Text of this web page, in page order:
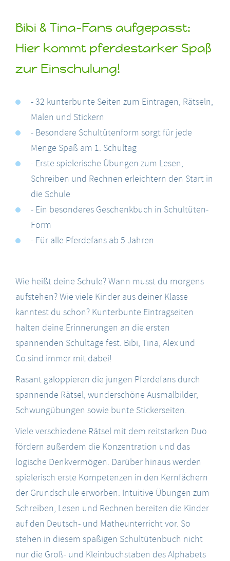
Bibi & Tina-Fans aufgepasst:
Hier kommt pferdestarker Spaß
zur Einschulung!
- 32 kunterbunte Seiten zum Eintragen, Rätseln,
Malen und Stickern
- Besondere Schultütenform sorgt für jede
Menge Spaß am 1. Schultag
- Erste spielerische Übungen zum Lesen,
Schreiben und Rechnen erleichtern den Start in
die Schule
- Ein besonderes Geschenkbuch in Schultüten-
Form
- Für alle Pferdefans ab 5 Jahren
Wie heißt deine Schule? Wann musst du morgens
aufstehen? Wie viele Kinder aus deiner Klasse
kanntest du schon? Kunterbunte Eintragseiten
halten deine Erinnerungen an die ersten
spannenden Schultage fest. Bibi, Tina, Alex und
Co.sind immer mit dabei!
Rasant galoppieren die jungen Pferdefans durch
spannende Rätsel, wunderschöne Ausmalbilder,
Schwungübungen sowie bunte Stickerseiten.
Viele verschiedene Rätsel mit dem reitstarken Duo
fördern außerdem die Konzentration und das
logische Denkvermögen. Darüber hinaus werden
spielerisch erste Kompetenzen in den Kernfächern
der Grundschule erworben: Intuitive Übungen zum
Schreiben, Lesen und Rechnen bereiten die Kinder
auf den Deutsch- und Matheunterricht vor. So
stehen in diesem spaßigen Schultütenbuch nicht
nur die Groß- und Kleinbuchstaben des Alphabets